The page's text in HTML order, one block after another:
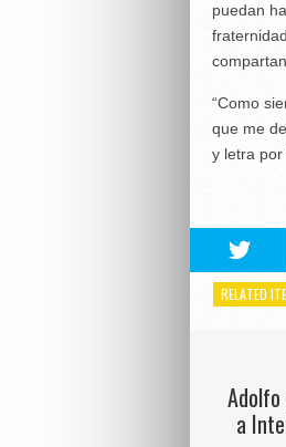
puedan
“Como
que me
y letra por
RELATED
a